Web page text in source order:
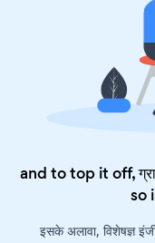
and to top it off,
so
इसके अलावा, विशेषज्ञ